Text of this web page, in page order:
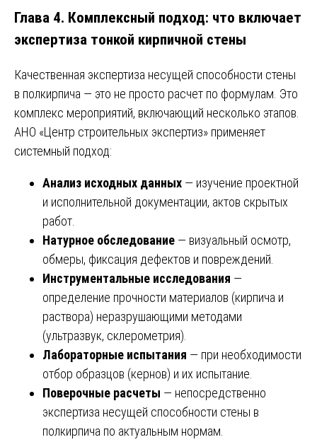
Глава 4. Комплексный подход: что включает
экспертиза тонкой кирпичной стены
Качественная экспертиза несущей способности стены
в полкирпича — это не просто расчет по формулам. Это
комплекс мероприятий, включающий несколько этапов.
АНО «Центр строительных экспертиз» применяет
системный подход:
Анализ исходных данных — изучение проектной
и исполнительной документации, актов скрытых
работ.
Натурное обследование — визуальный осмотр,
обмеры, фиксация дефектов и повреждений.
Инструментальные исследования —
определение прочности материалов (кирпича и
раствора) неразрушающими методами
(ультразвук, склерометрия).
Лабораторные испытания — при необходимости
отбор образцов (кернов) и их испытание.
Поверочные расчеты — непосредственно
экспертиза несущей способности стены в
полкирпича по актуальным нормам.